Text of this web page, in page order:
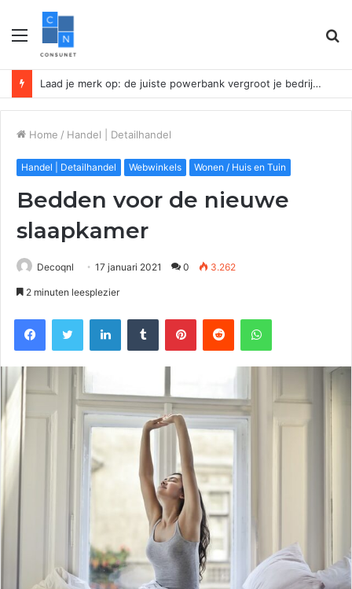
Menu
Laad je merk op: de juiste powerbank vergroot je bedrijfszichtbaarheid
Home / Handel | Detailhandel
Handel | Detailhandel Webwinkels Wonen / Huis en Tuin
Bedden voor de nieuwe
slaapkamer
Decoqnl 17 januari 2021 0 3.262
2 minuten leesplezier
FacebookTwitter LinkedInTumblr PinterestReddit WhatsApp